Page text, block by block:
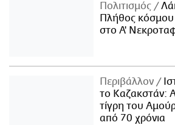
Πολιτισμός
Πλήθος
στο Α'
Περιβάλλον
το Καζακστάν:
τίγρη του
από 70 χρόνια